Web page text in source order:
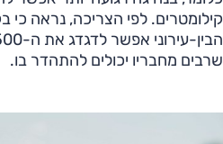
קילומטרים. לפי הצריכה, נראה כי
שרבים מחבריו יכולים להתהדר בו.